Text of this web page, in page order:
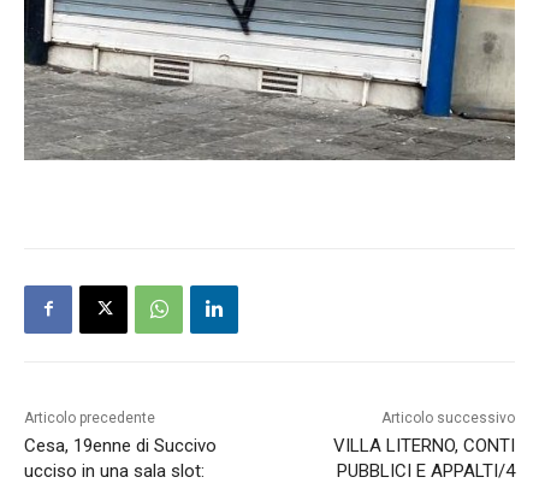
Articolo precedente
Cesa, 19enne di Succivo
ucciso in una sala slot:
Articolo successivo
VILLA LITERNO, CONTI
PUBBLICI E APPALTI/4